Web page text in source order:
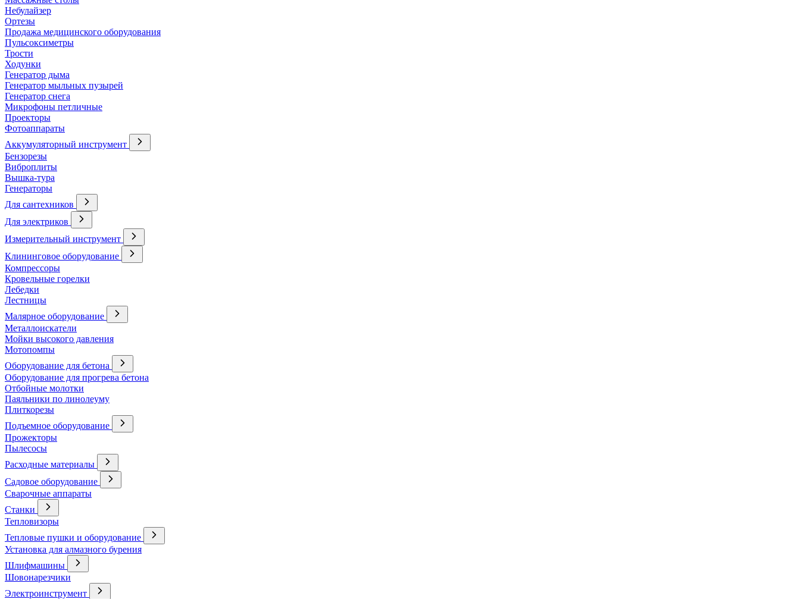
Небулайзер
Ортезы
Продажа медицинского оборудования
Пульсоксиметры
Трости
Ходунки
Генератор дыма
Генератор мыльных пузырей
Генератор снега
Микрофоны петличные
Проекторы
Фотоаппараты
Аккумуляторный инструмент
Бензорезы
Виброплиты
Вышка-тура
Генераторы
Для сантехников
Для электриков
Измерительный инструмент
Клининговое оборудование
Компрессоры
Кровельные горелки
Лебедки
Лестницы
Малярное оборудование
Металлоискатели
Мойки высокого давления
Мотопомпы
Оборудование для бетона
Оборудование для прогрева бетона
Отбойные молотки
Паяльники по линолеуму
Плиткорезы
Подъемное оборудование
Прожекторы
Пылесосы
Расходные материалы
Садовое оборудование
Сварочные аппараты
Станки
Тепловизоры
Тепловые пушки и оборудование
Установка для алмазного бурения
Шлифмашины
Шовонарезчики
Электроинструмент